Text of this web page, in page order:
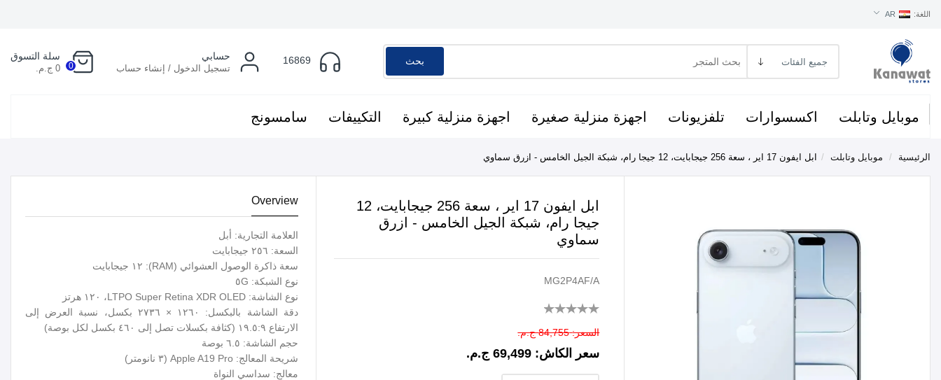
اللغة: AR
16869 حسابي
تسجيل الدخول / إنشاء حساب 0
سلة التسوق
0 ج.م.
بحث
موبايل وتابلت اكسسوارات تلفزيونات اجهزة منزلية صغيرة اجهزة منزلية كبيرة التكييفات سامسونج
الرئيسية / موبايل وتابلت / ابل ايفون 17 اير ، سعة 256 جيجابايت، 12 جيجا رام، شبكة الجيل الخامس - ازرق سماوي
ابل ايفون 17 اير ، سعة 256 جيجابايت، 12
جيجا رام، شبكة الجيل الخامس - ازرق
سماوي
MG2P4AF/A
السعر: 84,755 ج.م.
سعر الكاش: 69,499 ج.م.
Overview
العلامة التجارية: أبل
السعة: ٢٥٦ جيجابايت
سعة ذاكرة الوصول العشوائي (RAM): ١٢ جيجابايت
نوع الشبكة: ٥G
نوع الشاشة: LTPO Super Retina XDR OLED، ١٢٠ هرتز
دقة الشاشة بالبكسل: ١٢٦٠ × ٢٧٣٦ بكسل، نسبة العرض إلى
الارتفاع ١٩.٥:٩ (كثافة بكسلات تصل إلى ٤٦٠ بكسل لكل بوصة)
حجم الشاشة: ٦.٥ بوصة
شريحة المعالج: Apple A19 Pro (٣ نانومتر)
معالج: سداسي النواة